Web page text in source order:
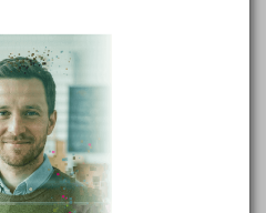
divadle
sloučenin a jejich význam
struktuře
a geografie sídel